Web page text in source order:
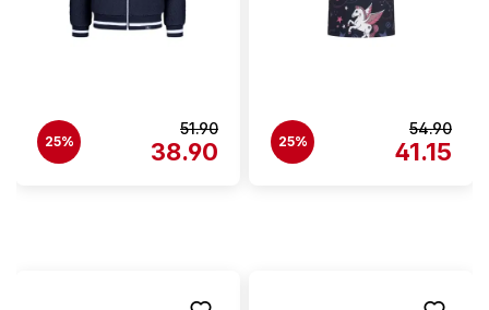
25%
51.90
38.90 25%
54.90
41.15